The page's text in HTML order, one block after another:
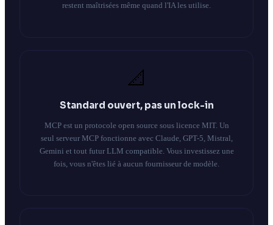
restent maîtrisées même quand l'IA les utilise.
📐
Standard ouvert, pas un lock-in
MCP est un protocole open source sous licence MIT. Un
seul serveur MCP fonctionne avec Claude, GPT-5, Mistral,
Gemini et tout futur LLM compatible. Vous investissez une
fois, vous n'êtes lié à aucun fournisseur de modèle.